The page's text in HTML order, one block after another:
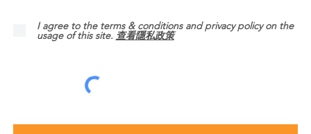
I agree to the terms & conditions and privacy policy on the
usage of this site. 查看隱私政策